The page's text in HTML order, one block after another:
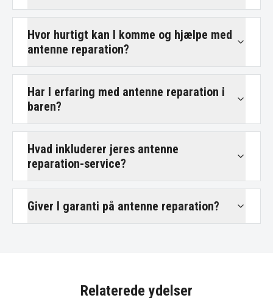
Hvor hurtigt kan I komme og hjælpe med
antenne reparation?
Har I erfaring med antenne reparation i
baren?
Hvad inkluderer jeres antenne
reparation-service?
Giver I garanti på antenne reparation?
Relaterede ydelser